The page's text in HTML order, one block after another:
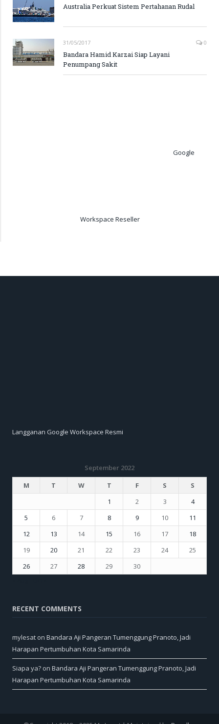
Australia Perkuat Sistem Pertahanan Rudal
31/05/2017 0
Bandara Hamid Karzai Siap Layani
Penumpang Sakit
Google
Workspace Reseller
Langganan Google Workspace Resmi
September 2022
M
T W T F S
S
1
2 3
4
5
6 7 8 9 10
11
12
13 14 15 16 17
18
19
20 21 22 23 24
25
26
27 28 29
30
RECENT COMMENTS
mylesat on Bandara Aji Pangeran Tumenggung Pranoto, Jadi
Harapan Pertumbuhan Kota Samarinda
Siapa ya? on Bandara Aji Pangeran Tumenggung Pranoto, Jadi
Harapan Pertumbuhan Kota Samarinda